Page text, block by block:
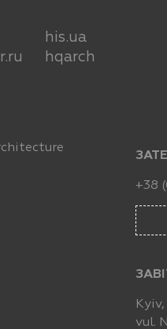
his.ua
hqarch
+38
vul.